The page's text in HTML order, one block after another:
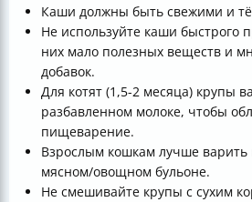
Каши должны быть свежими и
Не используйте каши быстрого
них мало полезных веществ и
добавок.
Для котят (1,5-2 месяца) крупы
разбавленном молоке, чтобы
пищеварение.
Взрослым кошкам лучше варить
мясном/овощном бульоне.
Не смешивайте крупы с сухим